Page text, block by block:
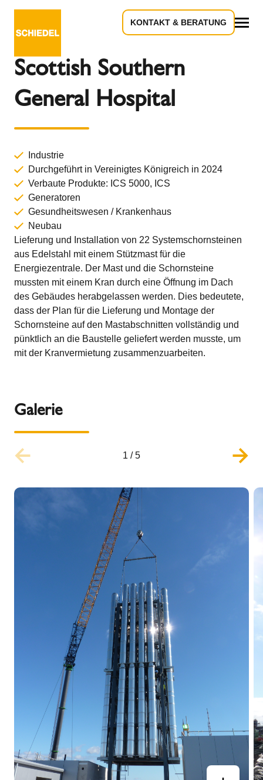
KONTAKT & BERATUNG
Scottish Southern
General Hospital
Industrie
Durchgeführt in Vereinigtes Königreich in 2024
Verbaute Produkte: ICS 5000, ICS
Generatoren
Gesundheitswesen / Krankenhaus
Neubau
Lieferung und Installation von 22 Systemschornsteinen
aus Edelstahl mit einem Stützmast für die
Energiezentrale. Der Mast und die Schornsteine
mussten mit einem Kran durch eine Öffnung im Dach
des Gebäudes herabgelassen werden. Dies bedeutete,
dass der Plan für die Lieferung und Montage der
Schornsteine auf den Mastabschnitten vollständig und
pünktlich an die Baustelle geliefert werden musste, um
mit der Kranvermietung zusammenzuarbeiten.
Galerie
1 /5